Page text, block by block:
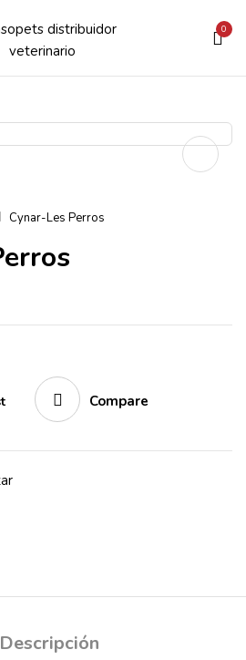
0
Cynar-Les Perros
Compare
Descripción